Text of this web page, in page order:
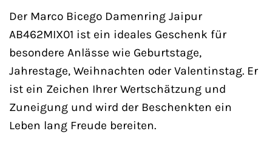
Der Marco Bicego Damenring Jaipur
AB462MIX01 ist ein ideales Geschenk für
besondere Anlässe wie Geburtstage,
Jahrestage, Weihnachten oder Valentinstag. Er
ist ein Zeichen Ihrer Wertschätzung und
Zuneigung und wird der Beschenkten ein
Leben lang Freude bereiten.